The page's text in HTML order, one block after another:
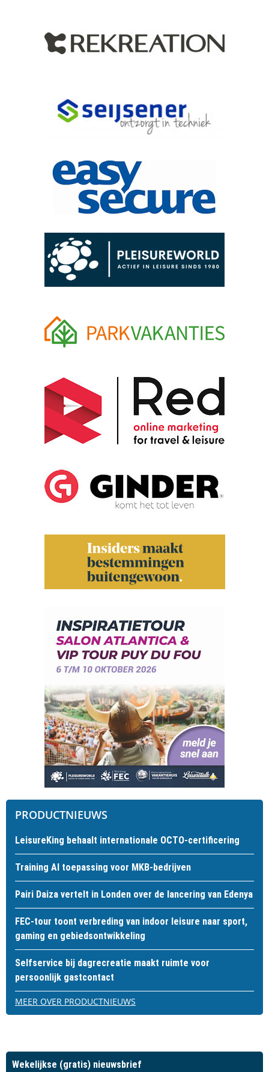
PRODUCTNIEUWS
LeisureKing behaalt internationale OCTO-certificering
Training AI toepassing voor MKB-bedrijven
Pairi Daiza vertelt in Londen over de lancering van Edenya
FEC-tour toont verbreding van indoor leisure naar sport,
gaming en gebiedsontwikkeling
Selfservice bij dagrecreatie maakt ruimte voor
persoonlijk gastcontact
MEER OVER PRODUCTNIEUWS
Wekelijkse (gratis) nieuwsbrief